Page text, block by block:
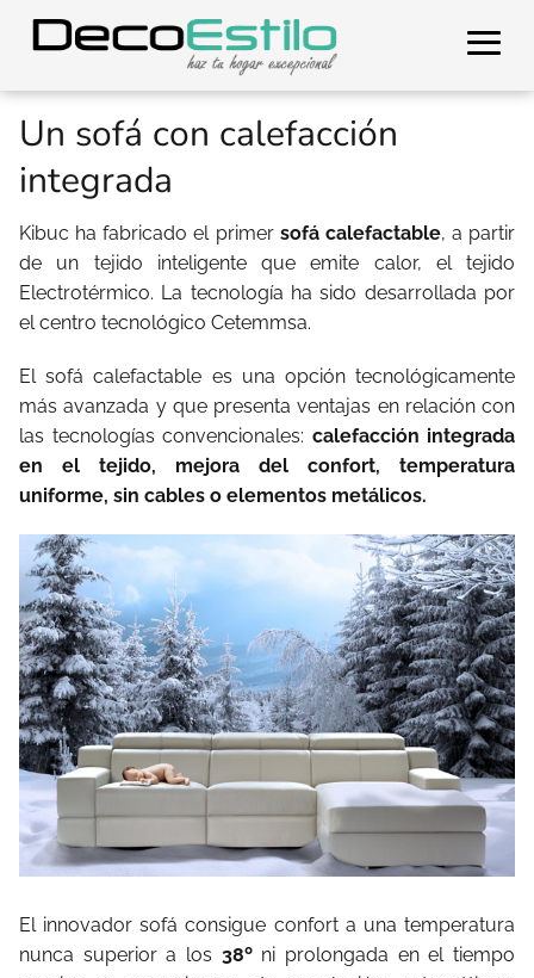
Un sofá con calefacción
integrada
Kibuc ha fabricado el primer sofá calefactable, a partir
de un tejido inteligente que emite calor, el tejido
Electrotérmico. La tecnología ha sido desarrollada por
el centro tecnológico Cetemmsa.
El sofá calefactable es una opción tecnológicamente
más avanzada y que presenta ventajas en relación con
las tecnologías convencionales: calefacción integrada
en el tejido, mejora del confort, temperatura
uniforme, sin cables o elementos metálicos.
El innovador sofá consigue confort a una temperatura
nunca superior a los 38ºni prolongada en el tiempo